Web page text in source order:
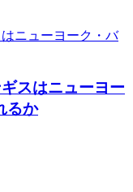
スはニューヨー
るか